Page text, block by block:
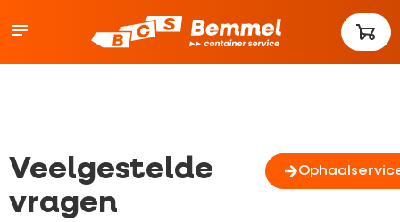
Veelgestelde
vragen